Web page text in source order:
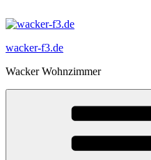
Inhalt
wacker-f3.de
Wacker Wohnzimmer